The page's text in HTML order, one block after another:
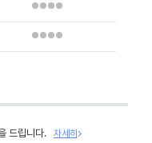
드립니다. 자세히